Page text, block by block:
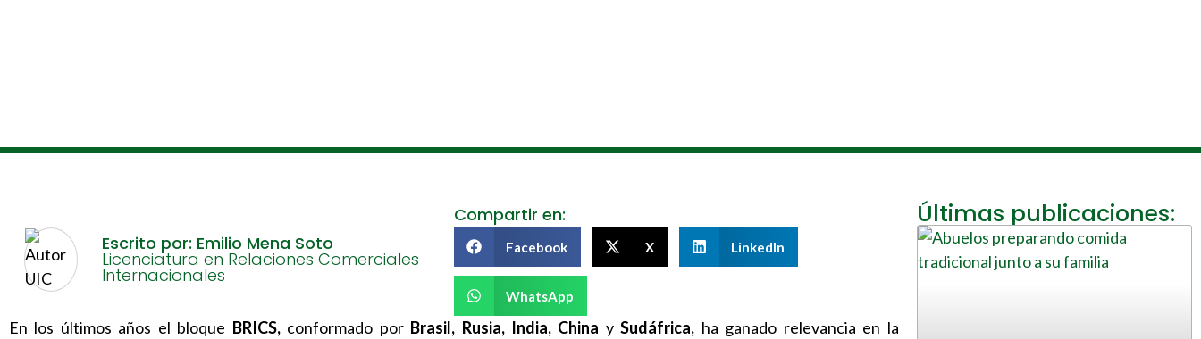
Escrito por: Emilio Mena Soto
Licenciatura en Relaciones Comerciales
Internacionales
Compartir en:
Facebook X LinkedIn
WhatsApp
En los últimos años el bloque BRICS,conformado por Brasil, Rusia, India, China ySudáfrica, ha ganado relevancia en la
Últimas publicaciones: